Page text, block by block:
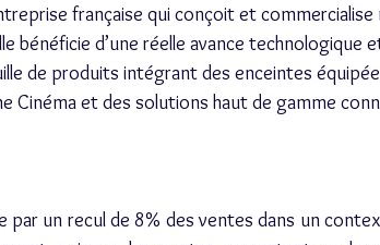
française qui conçoit et
bénéficie d’une réelle avance technologique
de produits intégrant des enceintes
Cinéma et des solutions haut de gamme
par un recul de 8% des ventes dans un